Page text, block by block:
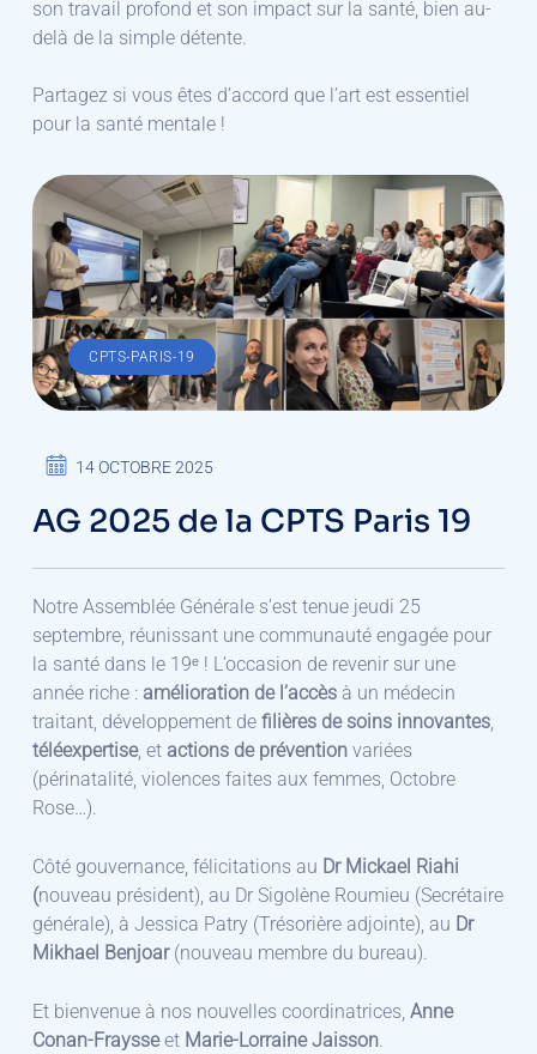
son travail profond et son impact sur la santé, bien au-
delà de la simple détente.
​Partagez si vous êtes d’accord que l’art est essentiel
pour la santé mentale !
CPTS-PARIS-19
14 OCTOBRE 2025
AG 2025 de la CPTS Paris 19
Notre Assemblée Générale s’est tenue jeudi 25
septembre, réunissant une communauté engagée pour
la santé dans le 19ᵉ ! L’occasion de revenir sur une
année riche : amélioration de l’accès à un médecin
traitant, développement de filières de soins innovantes,
téléexpertise, et actions de prévention variées
(périnatalité, violences faites aux femmes, Octobre
Rose…).
Côté gouvernance, félicitations au Dr Mickael Riahi
(nouveau président), au Dr Sigolène Roumieu (Secrétaire
générale), à Jessica Patry (Trésorière adjointe), au Dr
Mikhael Benjoar(nouveau membre du bureau).
Et bienvenue à nos nouvelles coordinatrices, Anne
Conan-Fraysseet Marie-Lorraine Jaisson.